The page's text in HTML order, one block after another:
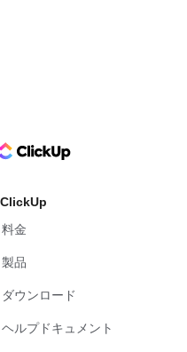
Logo
ClickUp
料金
製品
ダウンロード
ヘルプドキュメント